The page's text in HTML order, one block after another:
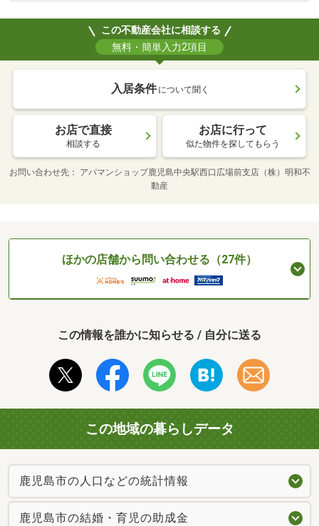
この不動産会社に相談する
無料・簡単入力2項目
入居条件 について聞く
お店で直接
相談する
お店に行って
似た物件を探してもらう
お問い合わせ先
アパマンショップ鹿児島中央駅西口広場前支店（株）明和不
動産
ほかの店舗から問い合わせる（27件）
この情報を誰かに知らせる / 自分に送る
この地域の暮らしデータ
鹿児島市の人口などの統計情報
鹿児島市の結婚・育児の助成金